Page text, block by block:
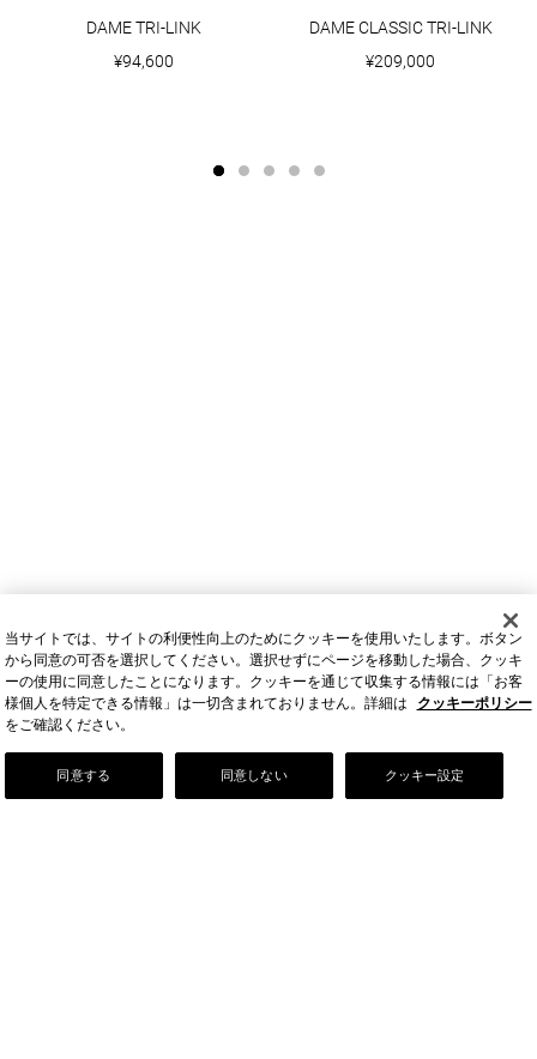
DAME TRI-LINK
¥94,600
DAME CLASSIC TRI-LINK
¥209,000
Our Story
当サイトでは、サイトの利便性向上のためにクッキーを使用いたします。ボタン
から同意の可否を選択してください。選択せずにページを移動した場合、クッキ
ーの使用に同意したことになります。クッキーを通じて収集する情報には「お客
様個人を特定できる情報」は一切含まれておりません。詳細は
クッキーポリシー
をご確認ください。
クッキー設定
同意しない
同意する